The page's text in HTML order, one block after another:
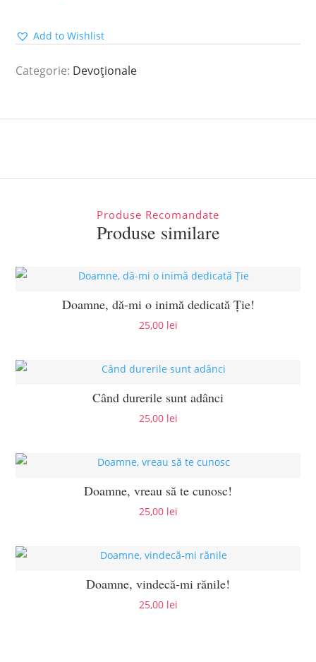
Add to Wishlist
Categorie: Devoționale
Produse Recomandate
Produse similare
Doamne, dă-mi o inimă dedicată Ție!
25,00 lei
Când durerile sunt adânci
25,00 lei
Doamne, vreau să te cunosc!
25,00 lei
Doamne, vindecă-mi rănile!
25,00 lei